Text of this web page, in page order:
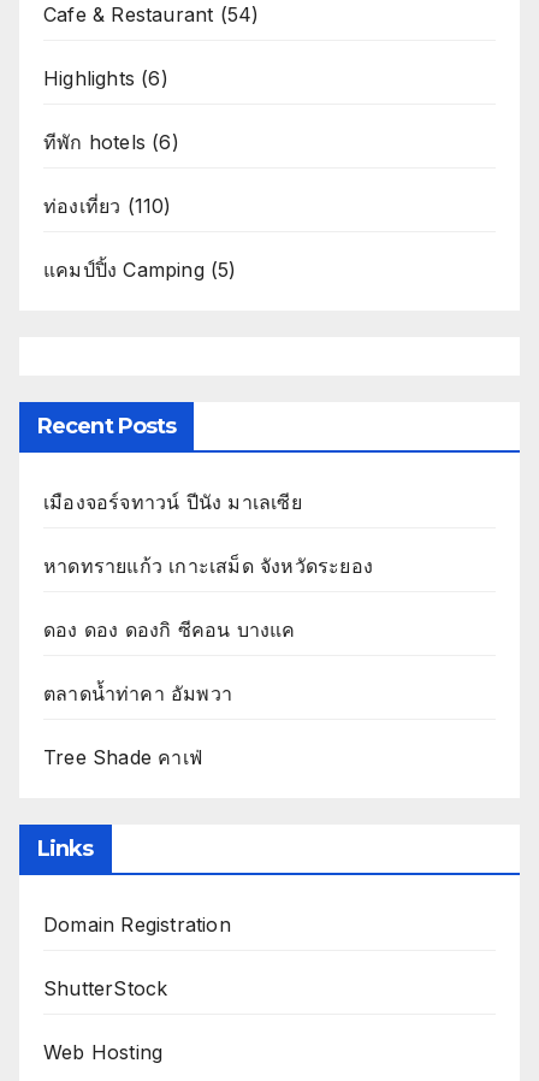
Cafe & Restaurant (54)
Highlights (6)
ทีพัก hotels (6)
ท่องเที่ยว (110)
แคมป์ปิ้ง Camping(5)
Recent Posts
เมืองจอร์จทาวน์ ปีนัง มาเลเซีย
หาดทรายแก้ว เกาะเสม็ด จังหวัดระยอง
ดอง ดอง ดองกิ ซีคอน บางแค
ตลาดน้ำท่าคา อัมพวา
Tree Shade คาเฟ่
Links
Domain Registration
ShutterStock
Web Hosting